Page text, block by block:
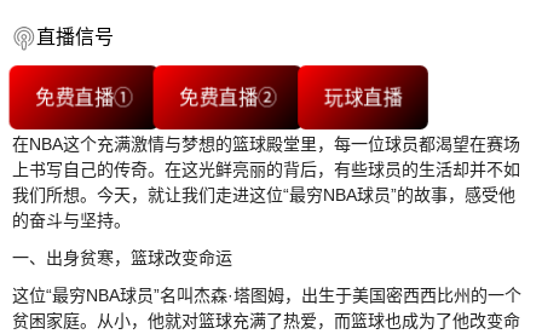
直播信号
免费直播① 免费直播② 玩球直播
在NBA这个充满激情与梦想的篮球殿堂里，每一位球员都渴望在赛场
上书写自己的传奇。在这光鲜亮丽的背后，有些球员的生活却并不如
我们所想。今天，就让我们走进这位“最穷NBA球员”的故事，感受他
的奋斗与坚持。
一、出身贫寒，篮球改变命运
这位“最穷NBA球员”名叫杰森·塔图姆，出生于美国密西西比州的一个
贫困家庭。从小，他就对篮球充满了热爱，而篮球也成为了他改变命